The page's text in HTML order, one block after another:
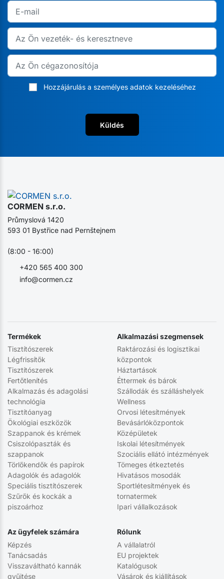
Hozzájárulás a személyes adatok kezeléséhez
Küldés
CORMEN s.r.o.
info@cormen.cz
+420 565 400 300
Průmyslová 1420
593 01 Bystřice nad Pernštejnem
(8:00 - 16:00)
Termékek
Tisztítószerek
Légfrissítők
Tisztítószerek
Fertőtlenítés
Alkalmazás és adagolási
technológia
Tisztítóanyag
Ökológiai eszközök
Szappanok és krémek
Csiszolópaszták és
szappanok
Törlőkendők és papírok
Adagolók és adagolók
Speciális tisztítószerek
Szűrők és kockák a
piszoárhoz
Alkalmazási szegmensek
Raktározási és logisztikai
központok
Háztartások
Éttermek és bárok
Szállodák és szálláshelyek
Wellness
Orvosi létesítmények
Bevásárlóközpontok
Középületek
Iskolai létesítmények
Szociális ellátó intézmények
Tömeges étkeztetés
Hivatásos mosodák
Sportlétesítmények és
tornatermek
Ipari vállalkozások
Az ügyfelek számára
Képzés
Tanácsadás
Visszaváltható kannák
gyűjtése
Rólunk
A vállalatról
EU projektek
Katalógusok
Vásárok és kiállítások